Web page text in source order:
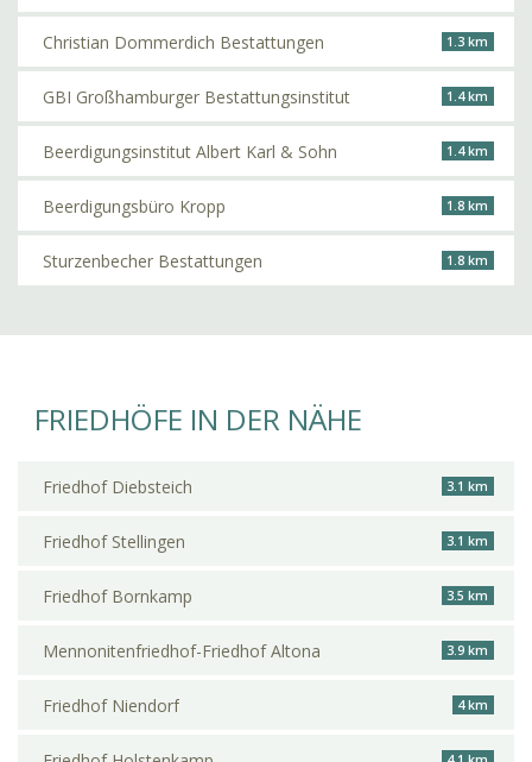
Christian Dommerdich Bestattungen 1.3 km
GBI Großhamburger Bestattungsinstitut 1.4 km
Beerdigungsinstitut Albert Karl & Sohn 1.4 km
Beerdigungsbüro Kropp 1.8 km
Sturzenbecher Bestattungen 1.8 km
FRIEDHÖFE IN DER NÄHE
Friedhof Diebsteich 3.1 km
Friedhof Stellingen 3.1 km
Friedhof Bornkamp 3.5 km
Mennonitenfriedhof-Friedhof Altona 3.9 km
Friedhof Niendorf 4 km